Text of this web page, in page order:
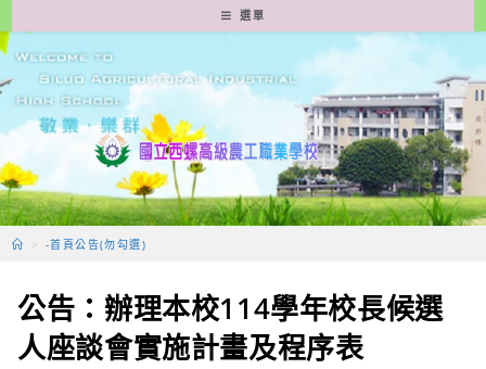
轉
至
要
容
選單
> -首頁公告(勿勾選)
公告：辦理本校114學年校長候選
人座談會實施計畫及程序表